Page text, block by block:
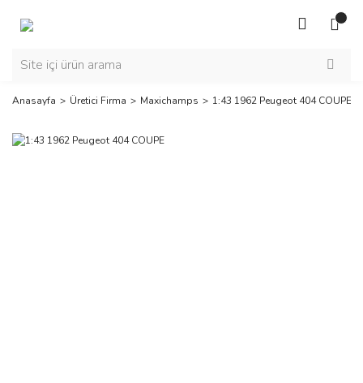
Anasayfa Üretici Firma Maxichamps 1:43 1962 Peugeot 404 COUPE